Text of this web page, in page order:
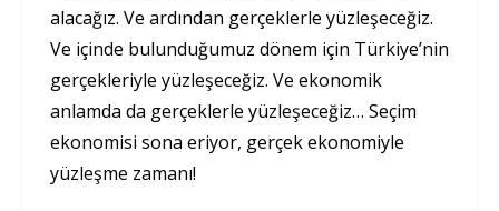
alacağız. Ve ardından gerçeklerle yüzleşeceğiz.
Ve içinde bulunduğumuz dönem için Türkiye’nin
gerçekleriyle yüzleşeceğiz. Ve ekonomik
anlamda da gerçeklerle yüzleşeceğiz… Seçim
ekonomisi sona eriyor, gerçek ekonomiyle
yüzleşme zamanı!